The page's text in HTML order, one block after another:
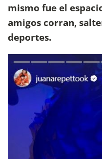
mismo fue el
amigos corran,
deportes.